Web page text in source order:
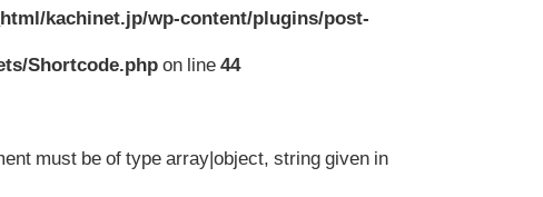
kachinet.jp/wp-content/plugins/post-
Shortcode.php on line44
must be of type array|object, string given in